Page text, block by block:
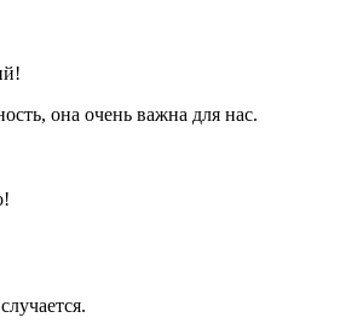
она очень важна для нас.